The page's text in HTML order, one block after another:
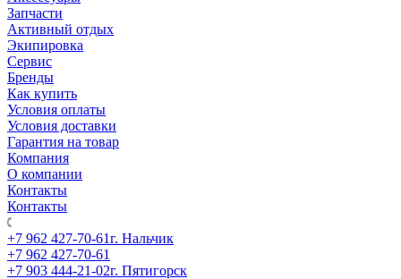
Запчасти
Активный отдых
Экипировка
Сервис
Бренды
Как купить
Условия оплаты
Условия доставки
Гарантия на товар
Компания
О компании
Контакты
Контакты
+7 962 427-70-61г. Нальчик
+7 962 427-70-61
+7 903 444-21-02г. Пятигорск